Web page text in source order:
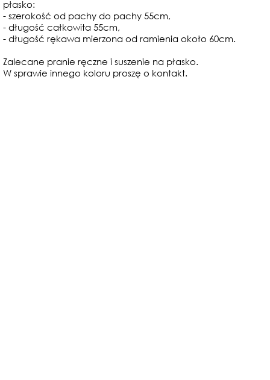
płasko:
- szerokość od pachy do pachy 55cm,
- długość całkowita 55cm,
- długość rękawa mierzona od ramienia około 60cm.
Zalecane pranie ręczne i suszenie na płasko.
W sprawie innego koloru proszę o kontakt.